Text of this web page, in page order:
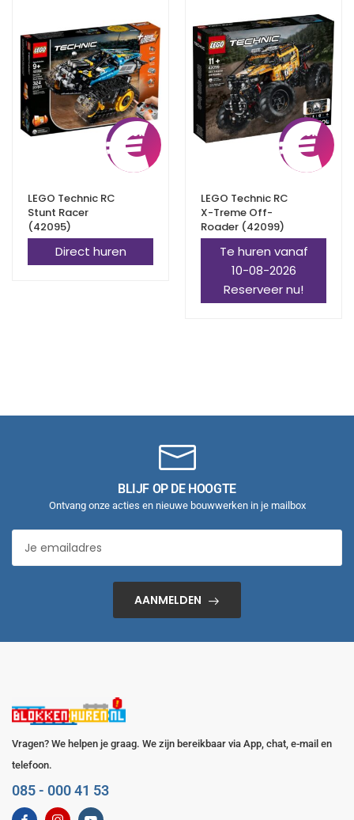
€5,25
LEGO Technic RC
Stunt Racer
(42095)
Direct huren
€
LEGO Technic RC
X-Treme Off-
Roader (42099)
Te huren vanaf
10-08-2026
Reserveer nu!
BLIJF OP DE HOOGTE
Ontvang onze acties en nieuwe bouwwerken in je mailbox
AANMELDEN
Vragen? We helpen je graag. We zijn bereikbaar via App, chat, e-mail en
telefoon.
085 - 000 41 53